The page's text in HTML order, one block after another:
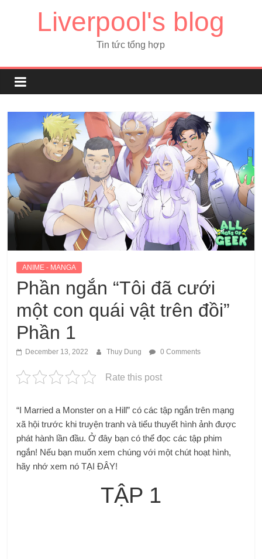
Liverpool's blog
Tin tức tổng hợp
ANIME - MANGA
Phần ngắn “Tôi đã cưới
một con quái vật trên đồi”
Phần 1
December 13, 2022 Thuy Dung 0 Comments
Rate this post
“I Married a Monster on a Hill” có các tập ngắn trên mạng
xã hội trước khi truyện tranh và tiểu thuyết hình ảnh được
phát hành lần đầu. Ở đây bạn có thể đọc các tập phim
ngắn! Nếu bạn muốn xem chúng với một chút hoạt hình,
hãy nhớ xem nó TẠI ĐÂY!
TẬP 1